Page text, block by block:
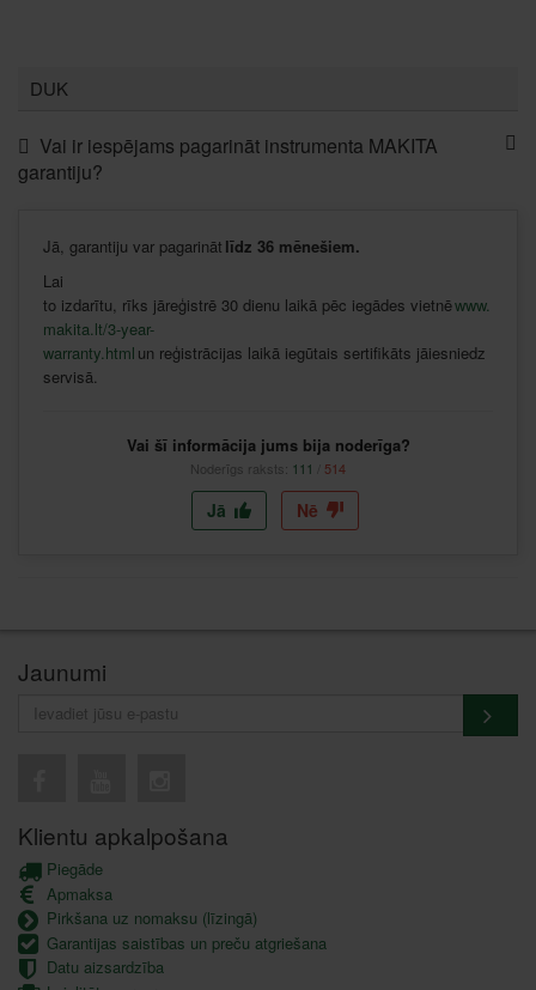
DUK
Vai ir iespējams pagarināt instrumenta MAKITA
garantiju?
Jā, garantiju var pagarināt līdz 36 mēnešiem.
Lai
to izdarītu, rīks jāreģistrē 30 dienu laikā pēc iegādes vietnēwww.
makita.lt/3-year-
warranty.html un reģistrācijas laikā iegūtais sertifikāts jāiesniedz
servisā.
Vai šī informācija jums bija noderīga?
Noderīgs raksts: 111 514
Jā Nē
Jaunumi
Klientu apkalpošana
Piegāde
Apmaksa
Pirkšana uz nomaksu (līzingā)
Garantijas saistības un preču atgriešana
Datu aizsardzība